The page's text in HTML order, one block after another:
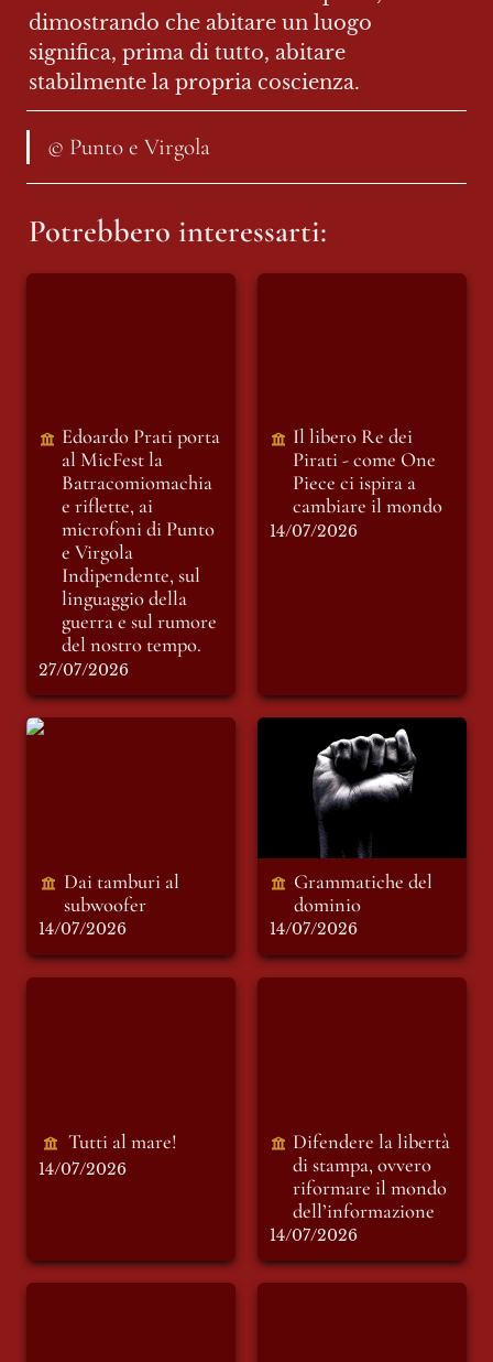
dimostrando che abitare un luogo
significa, prima di tutto, abitare
stabilmente la propria coscienza.
© Punto e Virgola
Potrebbero interessarti:
Edoardo Prati porta
Indipendente, sul
linguaggio della
guerra e sul rumore
del nostro tempo.
Edoardo Prati porta
al MicFest la
Batracomiomachia
e riflette, ai
microfoni di Punto
e Virgola
Indipendente, sul
linguaggio della
guerra e sul rumore
del nostro tempo.
27/07/2026
Il libero Re dei Pirati
Il libero Re dei
Pirati - come One
Piece ci ispira a
cambiare il mondo
14/07/2026
Dai tamburi al
Dai tamburi al
subwoofer
14/07/2026
Grammatiche del
dominio
Grammatiche del
dominio
14/07/2026
Tutti al mare!
14/07/2026
Difendere la libertà
di stampa, ovvero
riformare il mondo
dell’informazione
14/07/2026